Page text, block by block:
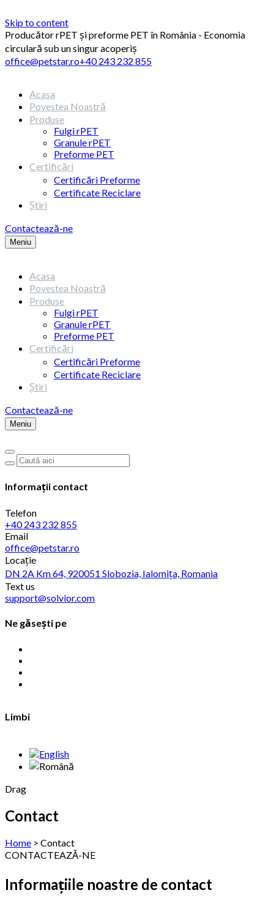
Skip to content
Producător rPET și preforme PET în România - Economia
circulară sub un singur acoperiș
office@petstar.ro+40 243 232 855
Acasa
Povestea Noastră
Produse
Fulgi rPET
Granule rPET
Preforme PET
Certificări
Certificări Preforme
Certificate Reciclare
Știri
Contactează-ne
Meniu
Acasa
Povestea Noastră
Produse
Fulgi rPET
Granule rPET
Preforme PET
Certificări
Certificări Preforme
Certificate Reciclare
Știri
Contactează-ne
Meniu
Informații contact
Telefon
+40 243 232 855
Email
office@petstar.ro
Locație
DN 2A Km 64, 920051 Slobozia, Ialomița, Romania
Text us
support@solvior.com
Ne găsești pe
Limbi
Drag
Contact
Home > Contact
CONTACTEAZĂ-NE
Informațiile noastre de contact